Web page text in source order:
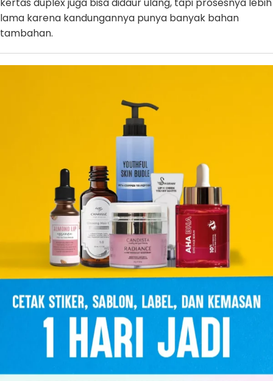
lama karena kandungannya punya banyak bahan
tambahan.